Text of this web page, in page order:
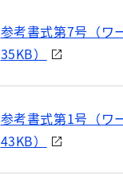
参考書式第7号（ワ
35KB）
参考書式第1号（ワ
43KB）